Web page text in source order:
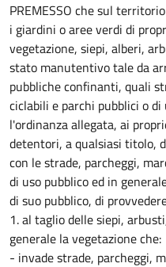
PREMESSO che sul
i giardini o aree verdi di
vegetazione, siepi, alberi,
stato manutentivo tale da
pubbliche confinanti, quali
ciclabili e parchi pubblici o
l'ordinanza allegata, ai
detentori, a qualsiasi titolo,
con le strade, parcheggi,
di uso pubblico ed in
di suo pubblico, di
1. al taglio delle siepi,
generale la vegetazione che:
- invade strade, parcheggi,